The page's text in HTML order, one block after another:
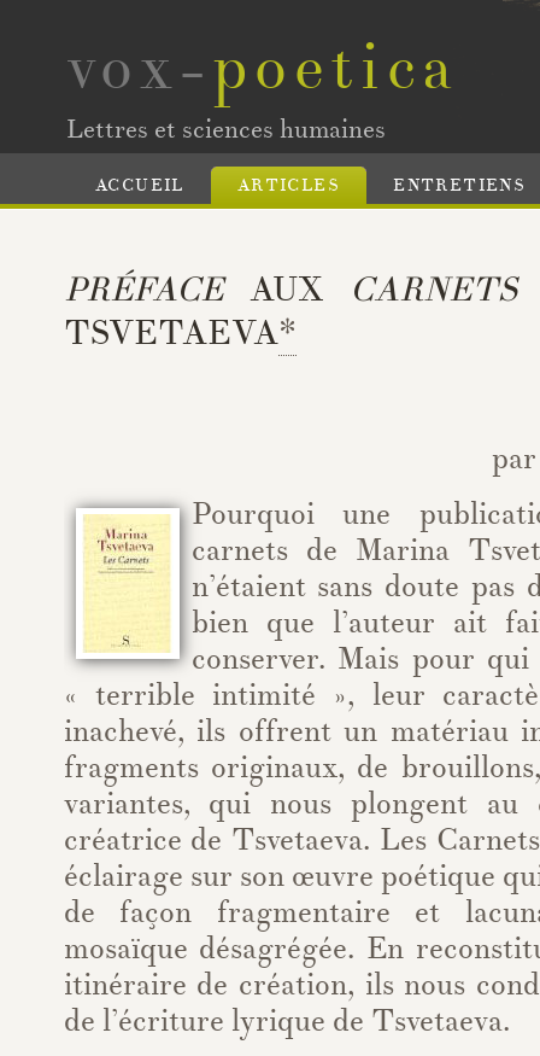
vox-poetica
Lettres et sciences humaines
ACCUEIL ARTICLES ENTRETIENS
PRÉFACEAUX CARNETS
TSVETAEVA*
Pourquoi une
carnets de Marina
n’étaient sans doute pas
bien que l’auteur ait
conserver. Mais pour
« terrible intimité », leur
inachevé, ils offrent un matériau
fragments originaux, de
variantes, qui nous plongent
créatrice de Tsvetaeva. Les
éclairage sur son œuvre poétique
de façon fragmentaire et
mosaïque désagrégée. En
itinéraire de création, ils nous
de l’écriture lyrique de Tsvetaeva.